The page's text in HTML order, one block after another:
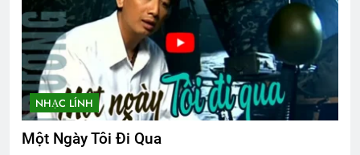
NHẠC LÍNH
Một Ngày Tôi Đi Qua